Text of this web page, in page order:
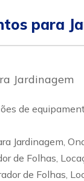
para
Jardinagem
de
Jardinagem,
de Folhas,
de Folhas,